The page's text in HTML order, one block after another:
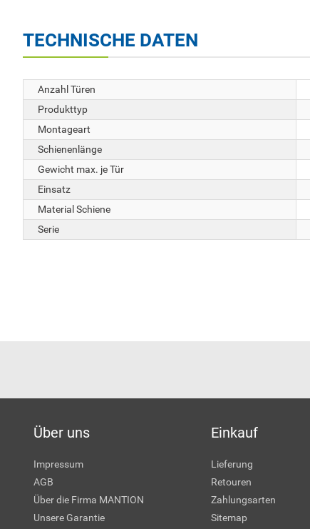
TECHNISCHE DATEN
Anzahl Türen
Produkttyp
Montageart
Schienenlänge
Gewicht max. je Tür
Einsatz
Material Schiene
Serie
Über uns
Impressum
AGB
Über die Firma MANTION
Unsere Garantie
Einkauf
Lieferung
Retouren
Zahlungsarten
Sitemap